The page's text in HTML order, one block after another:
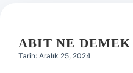
Hakkımızda
ABIT NE DEMEK
Tarih: Aralık 25, 2024